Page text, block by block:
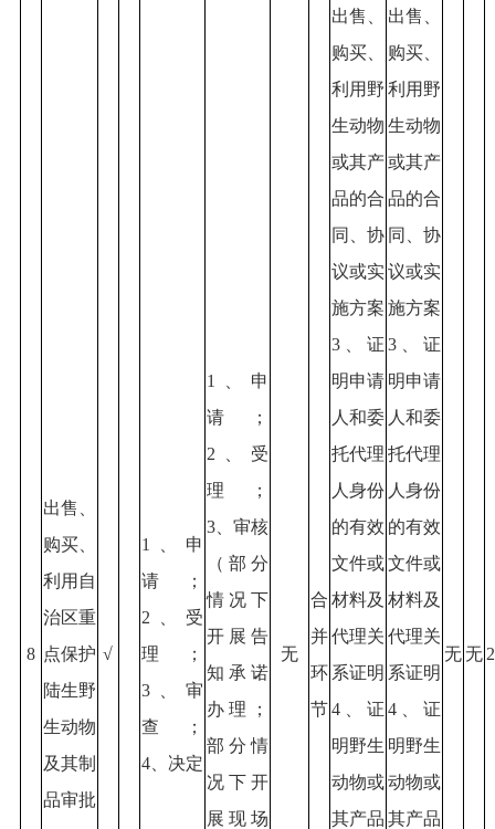
8
出售、
购买、
利用自
治区重
点保护
陆生野
生动物
及其制
品审批
√
1、申
请；
2、受
理；
3、审
查；
4、决定
1、申
请；
2、受
理；
3、审核
（部分
情况下
开展告
知承诺
办理；
部分情
况下开
展现场
无
合
并
环
节
出售、
购买、
利用野
生动物
或其产
品的合
同、协
议或实
施方案
3、证
明申请
人和委
托代理
人身份
的有效
文件或
材料及
代理关
系证明
4、证
明野生
动物或
其产品
出售、
购买、
利用野
生动物
或其产
品的合
同、协
议或实
施方案
3、证
明申请
人和委
托代理
人身份
的有效
文件或
材料及
代理关
系证明
4、证
明野生
动物或
其产品
无无